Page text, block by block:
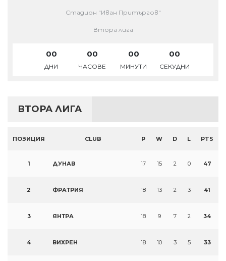
Стадион "Иван Притъргов"
Втора лига
00
ДНИ
00
ЧАСОВЕ
00
МИНУТИ
00
СЕКУДНИ
ВТОРА ЛИГА
ПОЗИЦИЯ CLUB P W D L PTS
1 ДУНАВ 17 15 2 0 47
2 ФРАТРИЯ 18 13 2 3 41
3 ЯНТРА 18 9 7 2 34
4 ВИХРЕН 18 10 3 5 33